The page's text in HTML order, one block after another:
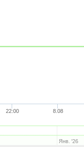
22:00 8.08
Янв. '26